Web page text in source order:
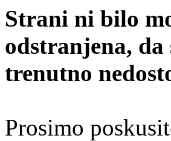
Strani ni bilo
odstranjena,
trenutno
Prosimo